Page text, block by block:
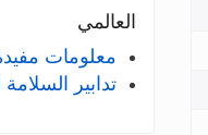
العالمي
معلومات
تدابير